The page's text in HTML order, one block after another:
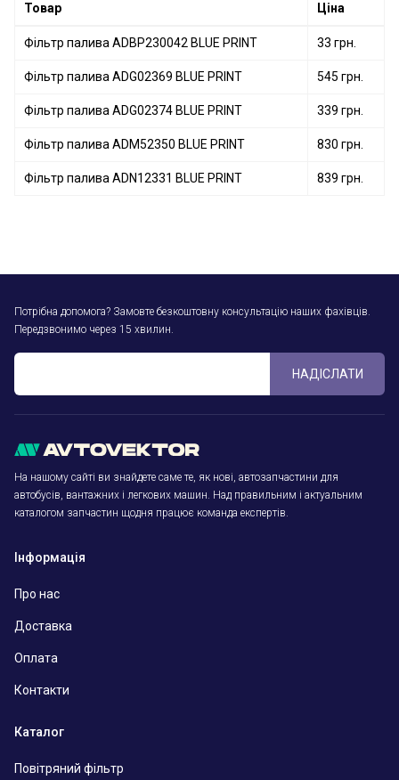
Товар Ціна
Фільтр палива ADBP230042 BLUE PRINT 33 грн.
Фільтр палива ADG02369 BLUE PRINT 545 грн.
Фільтр палива ADG02374 BLUE PRINT 339 грн.
Фільтр палива ADM52350 BLUE PRINT 830 грн.
Фільтр палива ADN12331 BLUE PRINT 839 грн.
Потрібна допомога? Замовте безкоштовну консультацію наших фахівців.
Передзвонимо через 15 хвилин.
НАДІСЛАТИ
На нашому сайті ви знайдете саме те, як нові, автозапчастини для
автобусів, вантажних і легкових машин. Над правильним і актуальним
каталогом запчастин щодня працює команда експертів.
Інформація
Про нас
Доставка
Оплата
Контакти
Каталог
Повітряний фільтр